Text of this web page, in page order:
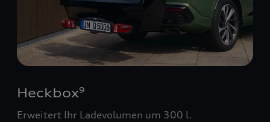
Heckbox9
Erweitert Ihr Ladevolumen um 300 l.